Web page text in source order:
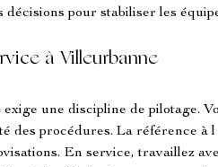
décisions pour stabiliser les
à Villeurbanne
exige une discipline de pilotage.
des procédures. La référence à
En service, travaillez